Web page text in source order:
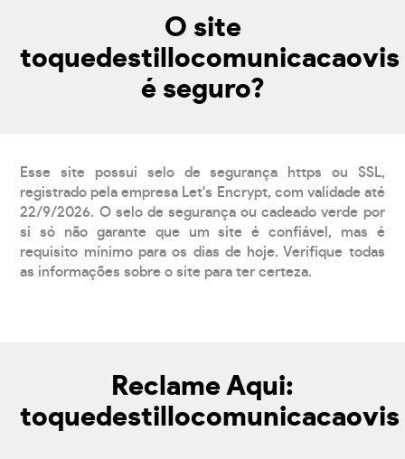
O site
é seguro?
Esse site possui selo de segurança https ou SSL,
registrado pela empresa Let's Encrypt, com validade até
22/9/2026. O selo de segurança ou cadeado verde por
si só não garante que um site é confiável, mas é
requisito mínimo para os dias de hoje. Verifique todas
as informações sobre o site para ter certeza.
Reclame Aqui: